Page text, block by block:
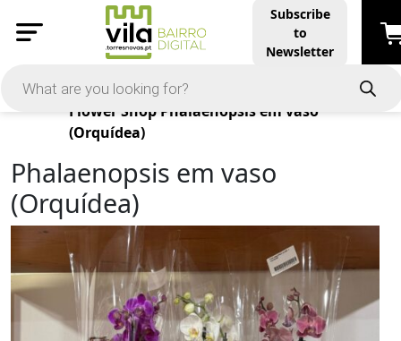
Subscribe
to
Newsletter
Products
Flower Shop Phalaenopsis em vaso
(Orquídea)
Phalaenopsis em vaso
(Orquídea)